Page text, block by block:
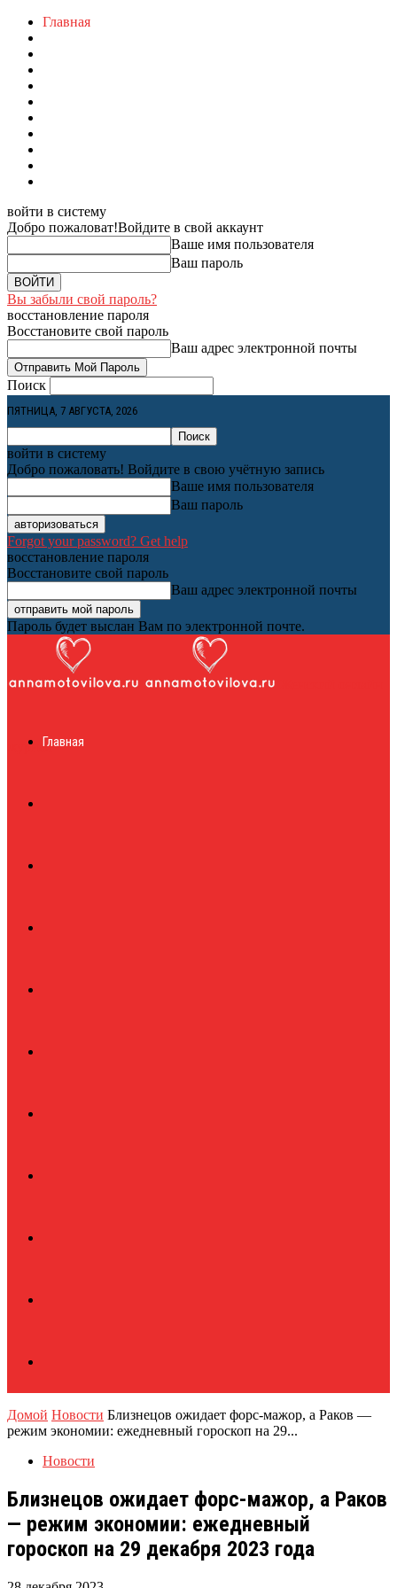
Главная
войти в систему
Добро пожаловат!Войдите в свой аккаунт
Ваше имя пользователя
Ваш пароль
Вы забыли свой пароль?
восстановление пароля
Восстановите свой пароль
Ваш адрес электронной почты
Поиск
ПЯТНИЦА, 7 АВГУСТА, 2026
войти в систему
Добро пожаловать! Войдите в свою учётную запись
Ваше имя пользователя
Ваш пароль
Forgot your password? Get help
восстановление пароля
Восстановите свой пароль
Ваш адрес электронной почты
Пароль будет выслан Вам по электронной почте.
журналГлавная
Домой Новости Близнецов ожидает форс-мажор, а Раков —
режим экономии: ежедневный гороскоп на 29...
Новости
Близнецов ожидает форс-мажор, а Раков
— режим экономии: ежедневный
гороскоп на 29 декабря 2023 года